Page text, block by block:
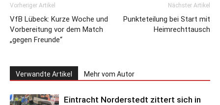
Vorheriger Artikel
VfB Lübeck: Kurze Woche und
Vorbereitung vor dem Match
„gegen Freunde“
Nächster Artikel
Punkteteilung bei Start mit
Heimrechttausch
Verwandte Artikel Mehr vom Autor
Eintracht Norderstedt zittert sich in